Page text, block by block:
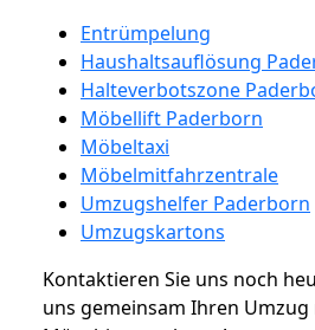
Entrümpelung
Haushaltsauflösung
Halteverbotszone
Möbellift Paderborn
Möbeltaxi
Möbelmitfahrzentrale
Umzugshelfer Paderborn
Umzugskartons
Kontaktieren Sie uns noch
uns gemeinsam Ihren